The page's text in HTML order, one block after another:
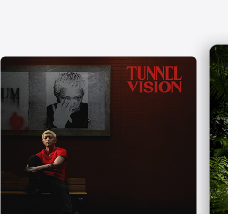
口
中
打
开)